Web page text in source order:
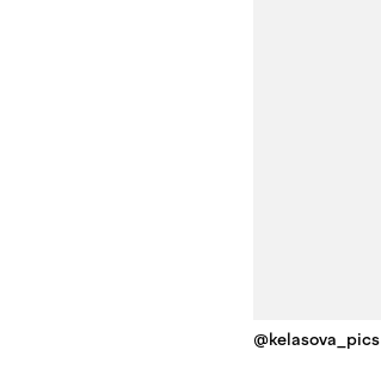
@kelasova_pics